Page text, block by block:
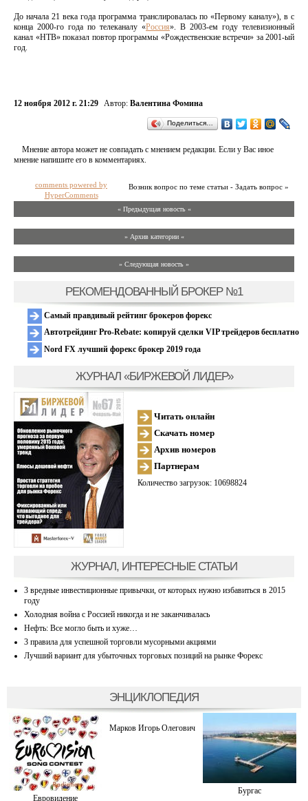
До начала 21 века года программа транслировалась по «Первому каналу»), в с
конца 2000-го года по телеканалу «Россия». В 2003-ем году телевизионный
канал «НТВ» показал повтор программы «Рождественские встречи» за 2001-ый
год.
12 ноября 2012 г. 21:29 Автор: Валентина Фомина
Поделиться…
Мнение автора может не совпадать с мнением редакции. Если у Вас иное
мнение напишите его в комментариях.
Возник вопрос по теме статьи - Задать вопрос »
comments powered by
HyperComments
« Предыдущая новость «
» Архив категории «
» Следующая новость »
РЕКОМЕНДОВАННЫЙ БРОКЕР №1
Самый правдивый рейтинг брокеров форекс
Автотрейдинг Pro-Rebate: копируй сделки VIP трейдеров бесплатно
Nord FX лучший форекс брокер 2019 года
ЖУРНАЛ «БИРЖЕВОЙ ЛИДЕР»
Читать онлайн
Скачать номер
Архив номеров
Партнерам
Количество загрузок: 10698824
ЖУРНАЛ, ИНТЕРЕСНЫЕ СТАТЬИ
3 вредные инвестиционные привычки, от которых нужно избавиться в 2015
году
Холодная война с Россией никогда и не заканчивалась
Нефть: Все могло быть и хуже…
3 правила для успешной торговли мусорными акциями
Лучший вариант для убыточных торговых позиций на рынке Форекс
ЭНЦИКЛОПЕДИЯ
Евровидение
Марков Игорь Олегович
Бургас